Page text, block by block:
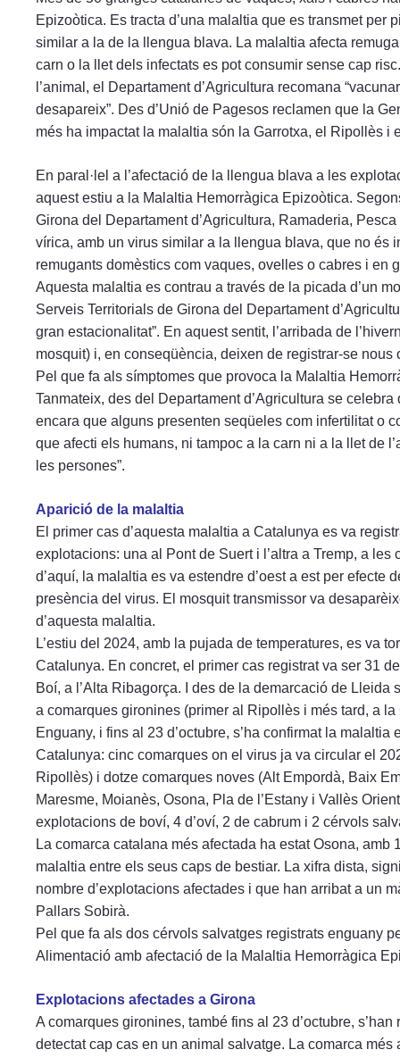
Epizoòtica. Es tracta d’una malaltia que es transmet per
similar a la de la llengua blava. La malaltia afecta
carn o la llet dels infectats es pot consumir sense cap
l’animal, el Departament d’Agricultura recomana
desapareix”. Des d’Unió de Pagesos reclamen que la
més ha impactat la malaltia són la Garrotxa, el Ripollès i
En paral·lel a l’afectació de la llengua blava a les
aquest estiu a la Malaltia Hemorràgica Epizoòtica.
Girona del Departament d’Agricultura, Ramaderia,
vírica, amb un virus similar a la llengua blava, que no és
remugants domèstics com vaques, ovelles o cabres i en
Aquesta malaltia es contrau a través de la picada d’un
Serveis Territorials de Girona del Departament
gran estacionalitat”. En aquest sentit, l’arribada de
mosquit) i, en conseqüència, deixen de registrar-se nous
Pel que fa als símptomes que provoca la Malaltia
Tanmateix, des del Departament d’Agricultura se
encara que alguns presenten seqüeles com infertilitat o
que afecti els humans, ni tampoc a la carn ni a la llet de
les persones”.
Aparició de la malaltia
El primer cas d’aquesta malaltia a Catalunya es va
explotacions: una al Pont de Suert i l’altra a Tremp, a
d’aquí, la malaltia es va estendre d’oest a est per
presència del virus. El mosquit transmissor va
d’aquesta malaltia.
L’estiu del 2024, amb la pujada de temperatures, es va
Catalunya. En concret, el primer cas registrat va ser 31
Boí, a l’Alta Ribagorça. I des de la demarcació de Lleida
a comarques gironines (primer al Ripollès i més tard, a la
Enguany, i fins al 23 d’octubre, s’ha confirmat la
Catalunya: cinc comarques on el virus ja va circular el
Ripollès) i dotze comarques noves (Alt Empordà, Baix
Maresme, Moianès, Osona, Pla de l’Estany i Vallès
explotacions de boví, 4 d’oví, 2 de cabrum i 2 cérvols
La comarca catalana més afectada ha estat Osona,
malaltia entre els seus caps de bestiar. La xifra dista,
nombre d’explotacions afectades i que han arribat a un
Pallars Sobirà.
Pel que fa als dos cérvols salvatges registrats enguany
Alimentació amb afectació de la Malaltia Hemorràgica
Explotacions afectades a Girona
A comarques gironines, també fins al 23 d’octubre,
detectat cap cas en un animal salvatge. La comarca